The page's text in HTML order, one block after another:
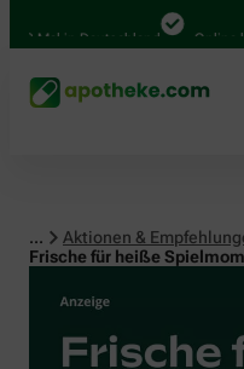
in Deutschland Online bei
...
Aktionen &
Frische für heiße